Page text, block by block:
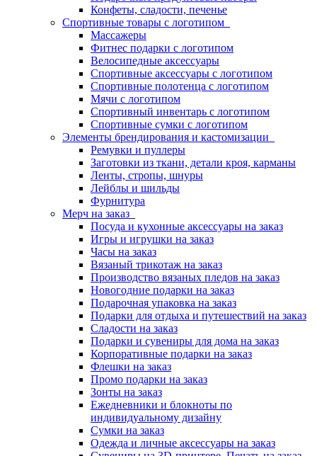
Конфеты, сладости, печенье
Спортивные товары с логотипом
Массажеры
Фитнес подарки с логотипом
Велосипедные аксессуары
Спортивные аксессуары с логотипом
Спортивные полотенца с логотипом
Мячи с логотипом
Спортивный инвентарь с логотипом
Спортивные сумки с логотипом
Элементы брендирования и кастомизации
Ремувки и пуллеры
Заготовки из ткани, детали кроя, карманы
Ленты, стропы, шнуры
Лейблы и шильды
Фурнитура
Мерч на заказ
Посуда и кухонные аксессуары на заказ
Игры и игрушки на заказ
Часы на заказ
Вязаный трикотаж на заказ
Производство вязаных пледов на заказ
Новогодние подарки на заказ
Подарочная упаковка на заказ
Подарки для отдыха и путешествий на заказ
Сладости на заказ
Подарки и сувениры для дома на заказ
Корпоративные подарки на заказ
Флешки на заказ
Промо подарки на заказ
Зонты на заказ
Ежедневники и блокноты по
индивидуальному дизайну
Сумки на заказ
Одежда и личные аксессуары на заказ